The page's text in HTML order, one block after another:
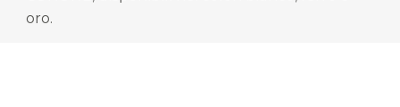
oro.